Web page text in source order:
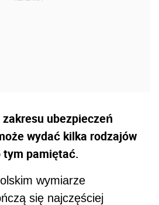
ubezpieczeń
wydać kilka rodzajów
tym pamiętać.
wymiarze
się najczęściej